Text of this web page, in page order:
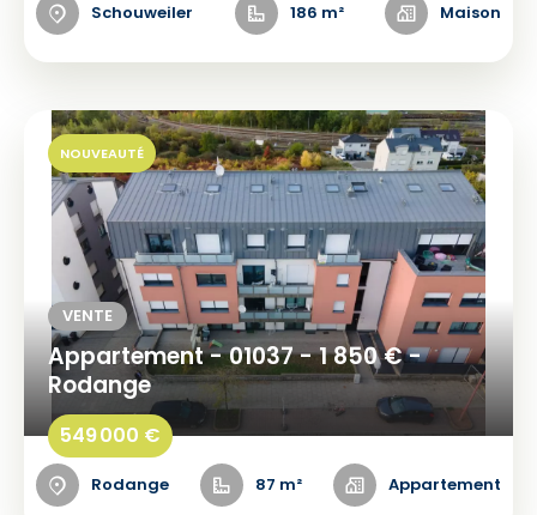
Schouweiler 186 m² Maison
VENTE
Appartement - 01037 - 1 850 € -
Rodange
549 000 €
Rodange 87 m² Appartement
NOUVEAUTÉ